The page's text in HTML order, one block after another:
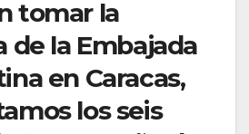
tomar la
de la Embajada
en Caracas,
los seis